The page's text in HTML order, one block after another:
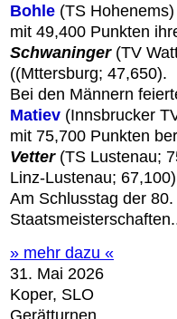
Bohle (TS
mit 49,400 Punkten
Schwaninger (TV
((Mttersburg; 47,650).
Bei den Männern
Matiev (Innsbrucker
mit 75,700 Punkten
Vetter (TS Lustenau;
Linz-Lustenau;
Am Schlusstag der
» mehr dazu «
31. Mai 2026
Koper, SLO
Gerätturnen